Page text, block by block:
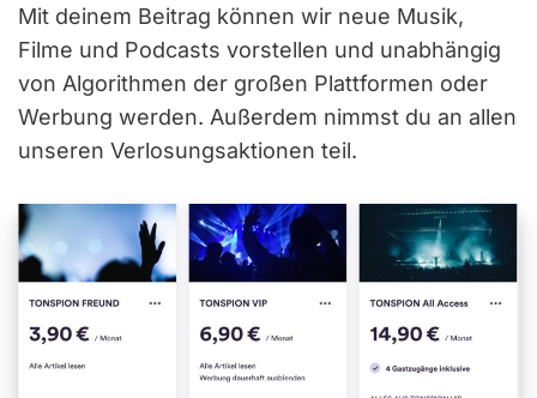
Mit deinem Beitrag können wir neue Musik,
Filme und Podcasts vorstellen und unabhängig
von Algorithmen der großen Plattformen oder
Werbung werden. Außerdem nimmst du an allen
unseren Verlosungsaktionen teil.